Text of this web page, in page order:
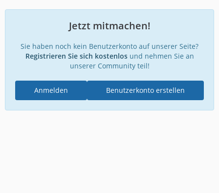
Jetzt mitmachen!
Sie haben noch kein Benutzerkonto auf unserer Seite?
Registrieren Sie sich kostenlosund nehmen Sie an
unserer Community teil!
Benutzerkonto erstellen
Anmelden